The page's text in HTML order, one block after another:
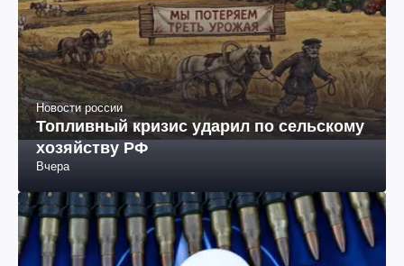
Новости россии
Топливный кризис ударил по сельскому
хозяйству РФ